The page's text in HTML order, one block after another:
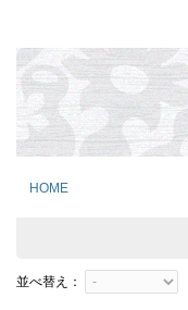
HOME
並べ替え：